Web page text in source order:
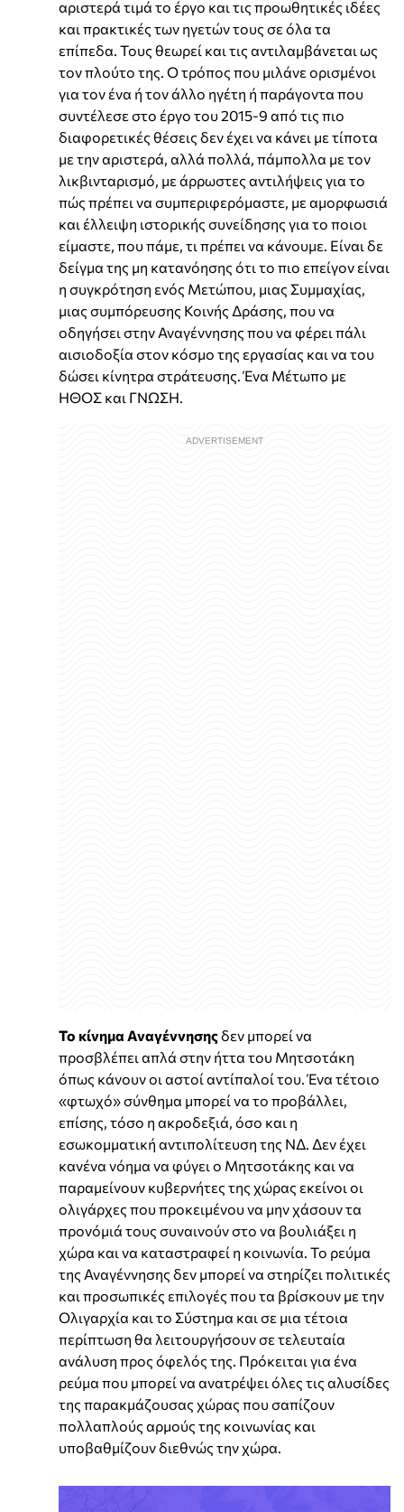
αριστερά τιμά το έργο και τις προωθητικές ιδέες
και πρακτικές των ηγετών τους σε όλα τα
επίπεδα. Τους θεωρεί και τις αντιλαμβάνεται ως
τον πλούτο της. Ο τρόπος που μιλάνε ορισμένοι
για τον ένα ή τον άλλο ηγέτη ή παράγοντα που
συντέλεσε στο έργο του 2015-9 από τις πιο
διαφορετικές θέσεις δεν έχει να κάνει με τίποτα
με την αριστερά, αλλά πολλά, πάμπολλα με τον
λικβινταρισμό, με άρρωστες αντιλήψεις για το
πώς πρέπει να συμπεριφερόμαστε, με αμορφωσιά
και έλλειψη ιστορικής συνείδησης για το ποιοι
είμαστε, που πάμε, τι πρέπει να κάνουμε. Είναι δε
δείγμα της μη κατανόησης ότι το πιο επείγον είναι
η συγκρότηση ενός Μετώπου, μιας Συμμαχίας,
μιας συμπόρευσης Κοινής Δράσης, που να
οδηγήσει στην Αναγέννησης που να φέρει πάλι
αισιοδοξία στον κόσμο της εργασίας και να του
δώσει κίνητρα στράτευσης. Ένα Μέτωπο με
ΗΘΟΣ και ΓΝΩΣΗ.
Το κίνημα Αναγέννησηςδεν μπορεί να
προσβλέπει απλά στην ήττα του Μητσοτάκη
όπως κάνουν οι αστοί αντίπαλοί του. Ένα τέτοιο
«φτωχό» σύνθημα μπορεί να το προβάλλει,
επίσης, τόσο η ακροδεξιά, όσο και η
εσωκομματική αντιπολίτευση της ΝΔ. Δεν έχει
κανένα νόημα να φύγει ο Μητσοτάκης και να
παραμείνουν κυβερνήτες της χώρας εκείνοι οι
ολιγάρχες που προκειμένου να μην χάσουν τα
προνόμιά τους συναινούν στο να βουλιάξει η
χώρα και να καταστραφεί η κοινωνία. Το ρεύμα
της Αναγέννησης δεν μπορεί να στηρίζει πολιτικές
και προσωπικές επιλογές που τα βρίσκουν με την
Ολιγαρχία και το Σύστημα και σε μια τέτοια
περίπτωση θα λειτουργήσουν σε τελευταία
ανάλυση προς όφελός της. Πρόκειται για ένα
ρεύμα που μπορεί να ανατρέψει όλες τις αλυσίδες
της παρακμάζουσας χώρας που σαπίζουν
πολλαπλούς αρμούς της κοινωνίας και
υποβαθμίζουν διεθνώς την χώρα.